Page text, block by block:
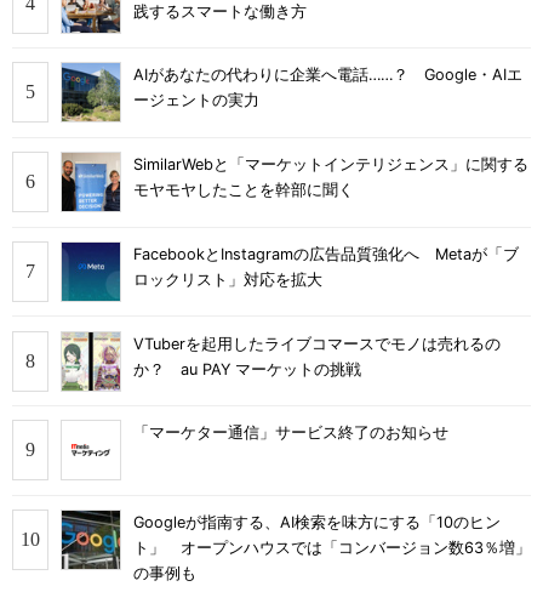
践するスマートな働き方
AIがあなたの代わりに企業へ電話……？ Google・AIエ
ージェントの実力
SimilarWebと「マーケットインテリジェンス」に関する
モヤモヤしたことを幹部に聞く
FacebookとInstagramの広告品質強化へ Metaが「ブ
ロックリスト」対応を拡大
VTuberを起用したライブコマースでモノは売れるの
か？ au PAY マーケットの挑戦
「マーケター通信」サービス終了のお知らせ
Googleが指南する、AI検索を味方にする「10のヒン
ト」 オープンハウスでは「コンバージョン数63％増」
の事例も